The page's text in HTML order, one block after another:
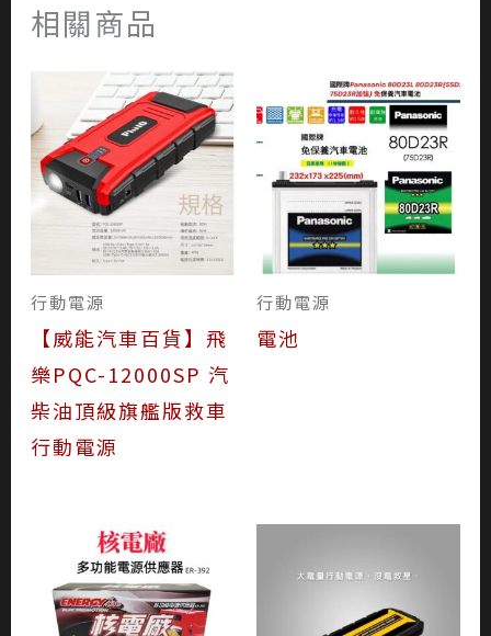
相關商品
行動電源
【威能汽車百貨】飛
樂PQC-12000SP 汽
柴油頂級旗艦版救車
行動電源
行動電源
電池